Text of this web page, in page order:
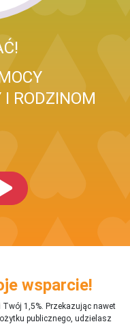
I RODZINOM
wsparcie!
1,5%. Przekazując nawet
publicznego, udzielasz